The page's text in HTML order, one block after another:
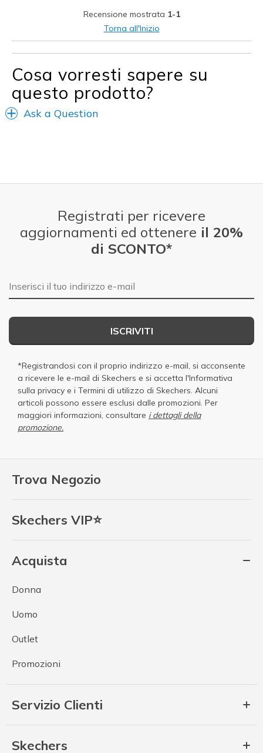
Recensione mostrata 1-1
Torna all'Inizio
Cosa vorresti sapere su
questo prodotto?
Ask a Question
Trova Negozio
Skechers VIP⭐
Acquista
Donna
Uomo
Outlet
Promozioni
Servizio Clienti
Skechers
Registrati per ricevere
aggiornamenti ed ottenere il 20%
di SCONTO*
E-mail
ISCRIVITI
*Registrandosi con il proprio indirizzo e-mail, si acconsente
a ricevere le e-mail di Skechers e si accetta l'Informativa
sulla privacy e i Termini di utilizzo di Skechers. Alcuni
articoli possono essere esclusi dalle promozioni. Per
maggiori informazioni, consultare i dettagli della
promozione.